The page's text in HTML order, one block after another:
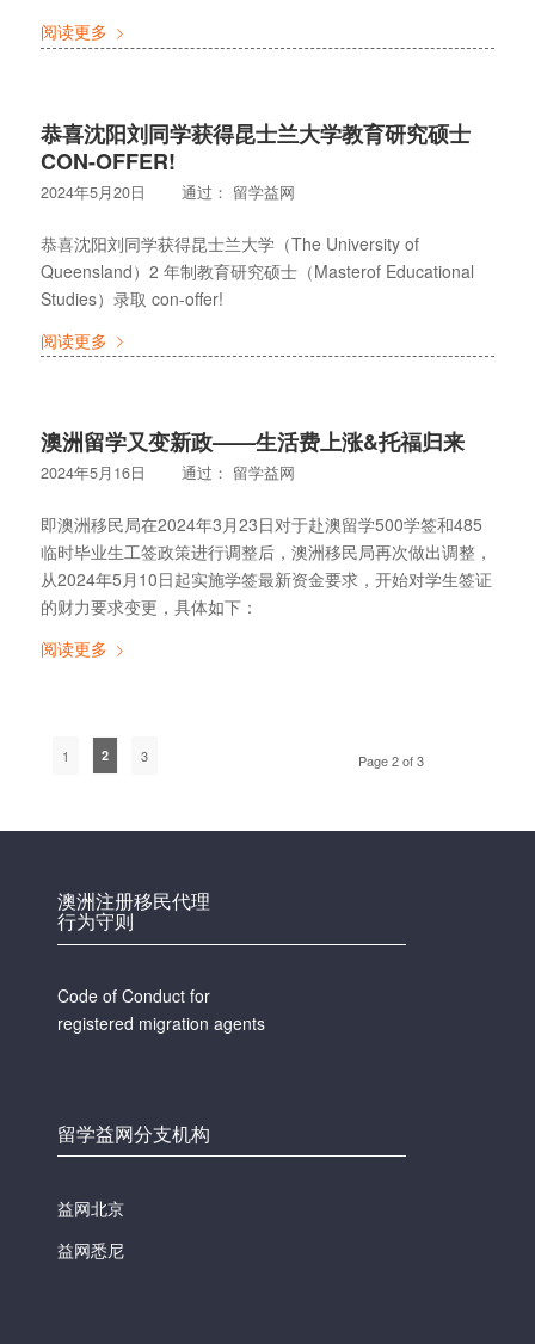
阅读更多
恭喜沈阳刘同学获得昆士兰大学教育研究硕士
CON-OFFER!
2024年5月20日 通过： 留学益网
恭喜沈阳刘同学获得昆士兰大学（The University of
Queensland）2 年制教育研究硕士（Masterof Educational
Studies）录取 con-offer!
阅读更多
澳洲留学又变新政——生活费上涨&托福归来
2024年5月16日 通过： 留学益网
即澳洲移民局在2024年3月23日对于赴澳留学500学签和485
临时毕业生工签政策进行调整后，澳洲移民局再次做出调整，
从2024年5月10日起实施学签最新资金要求，开始对学生签证
的财力要求变更，具体如下：
阅读更多
Page 2 of 3
1 2 3
澳洲注册移民代理
行为守则
Code of Conduct for
registered migration agents
留学益网分支机构
益网北京
益网悉尼